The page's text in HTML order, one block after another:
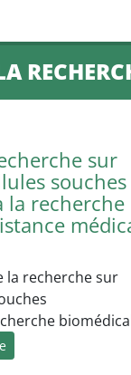
sur
souches
la recherche
la recherche sur